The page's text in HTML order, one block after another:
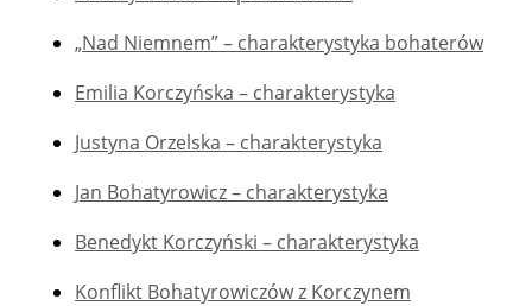
„Nad Niemnem” – charakterystyka bohaterów
Emilia Korczyńska – charakterystyka
Justyna Orzelska – charakterystyka
Jan Bohatyrowicz – charakterystyka
Benedykt Korczyński – charakterystyka
Konflikt Bohatyrowiczów z Korczynem